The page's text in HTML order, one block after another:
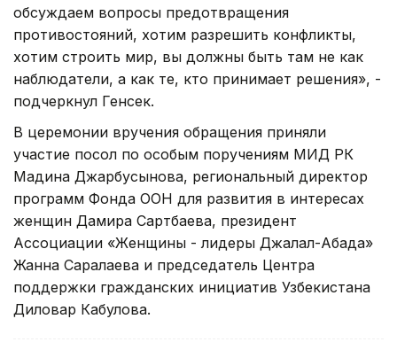
обсуждаем вопросы предотвращения
противостояний, хотим разрешить конфликты,
хотим строить мир, вы должны быть там не как
наблюдатели, а как те, кто принимает решения», -
подчеркнул Генсек.
В церемонии вручения обращения приняли
участие посол по особым поручениям МИД РК
Мадина Джарбусынова, региональный директор
программ Фонда ООН для развития в интересах
женщин Дамира Сартбаева, президент
Ассоциации «Женщины - лидеры Джалал-Абада»
Жанна Саралаева и председатель Центра
поддержки гражданских инициатив Узбекистана
Диловар Кабулова.